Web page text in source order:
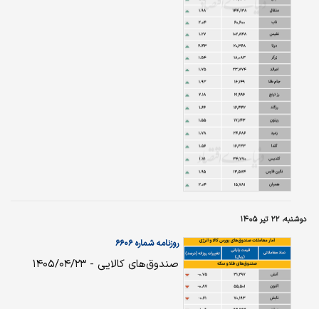
دوشنبه، ۲۲ تیر ۱۴۰۵
روزنامه شماره ۶۶۰۶
صندوق‌های کالایی - ۱۴۰۵/۰۴/۲۳